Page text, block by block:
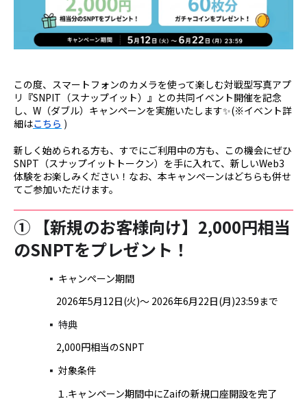
この度、スマートフォンのカメラを使って楽しむ対戦型写真アプ
リ『SNPIT（スナップイット）』との共同イベント開催を記念
し、W（ダブル）キャンペーンを実施いたします✨(※イベント詳
細はこちら )
新しく始められる方も、すでにご利用中の方も、この機会にぜひ
SNPT（スナップイットトークン）を手に入れて、新しいWeb3
体験をお楽しみください！なお、本キャンペーンはどちらも併せ
てご参加いただけます。
① 【新規のお客様向け】2,000円相当
のSNPTをプレゼント！
▪️ キャンペーン期間
2026年5月12日(火)～ 2026年6月22日(月)23:59まで
▪️ 特典
2,000円相当のSNPT
▪️ 対象条件
１.キャンペーン期間中にZaifの新規口座開設を完了